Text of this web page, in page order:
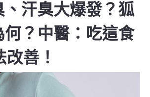
、汗臭大爆發？狐
何？中醫：吃這食
善！